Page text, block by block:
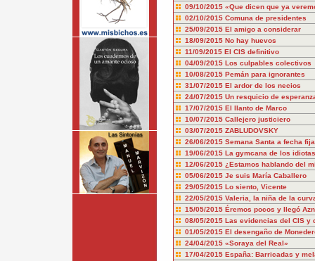
09/10/2015 «Que dicen que ya
02/10/2015 Comuna de presidentes
25/09/2015 El amigo a considerar
18/09/2015 No hay huevos
11/09/2015 El CIS definitivo
04/09/2015 Los culpables colectivos
10/08/2015 Pemán para ignorantes
31/07/2015 El ardor de los necios
24/07/2015 Un resquicio de
17/07/2015 El llanto de Marco
10/07/2015 Callejero justiciero
03/07/2015 ZABLUDOVSKY
26/06/2015 Semana Santa a fecha fija
19/06/2015 La gymcana de los idiotas
12/06/2015 ¿Estamos hablando del
05/06/2015 Je suis María Caballero
29/05/2015 Lo siento, Vicente
22/05/2015 Valeria, la niña de la
15/05/2015 Éremos pocos y llegó
08/05/2015 Las evidencias del CIS y
01/05/2015 El desengaño de
24/04/2015 «Soraya del Real»
17/04/2015 España: Barricadas y